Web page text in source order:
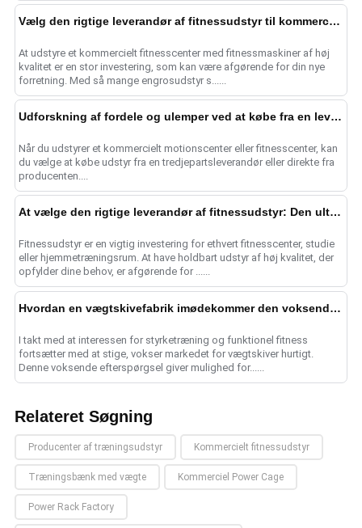
Vælg den rigtige leverandør af fitnessudstyr til kommercielle fitnesscentre
At udstyre et kommercielt fitnesscenter med fitnessmaskiner af høj
kvalitet er en stor investering, som kan være afgørende for din nye
forretning. Med så mange engrosudstyr s......
Udforskning af fordele og ulemper ved at købe fra en leverandør af fitnessudstyr vs. en fabrik for fitnessudstyr
Når du udstyrer et kommercielt motionscenter eller fitnesscenter, kan
du vælge at købe udstyr fra en tredjepartsleverandør eller direkte fra
producenten....
At vælge den rigtige leverandør af fitnessudstyr: Den ultimative guide
Fitnessudstyr er en vigtig investering for ethvert fitnesscenter, studie
eller hjemmetræningsrum. At have holdbart udstyr af høj kvalitet, der
opfylder dine behov, er afgørende for ......
Hvordan en vægtskivefabrik imødekommer den voksende efterspørgsel i fitnessindustrien
I takt med at interessen for styrketræning og funktionel fitness
fortsætter med at stige, vokser markedet for vægtskiver hurtigt.
Denne voksende efterspørgsel giver mulighed for......
Relateret Søgning
Producenter af træningsudstyr Kommercielt fitnessudstyr
Træningsbænk med vægte Kommerciel Power Cage
Power Rack Factory